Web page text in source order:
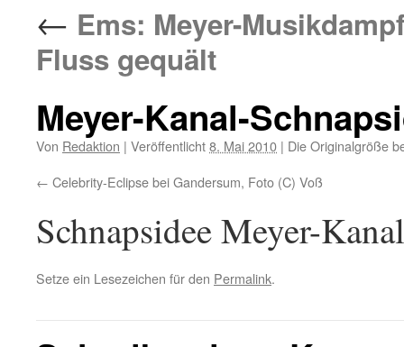
← Ems: Meyer-
Fluss gequält
Meyer-Kanal-
Von Redaktion | Veröffentlicht8. Mai 2010 | Die Originalgröße
Celebrity-Eclipse bei Gandersum, Foto (C) Voß
Schnapsidee Meyer-Kanal
Setze ein Lesezeichen für den Permalink.